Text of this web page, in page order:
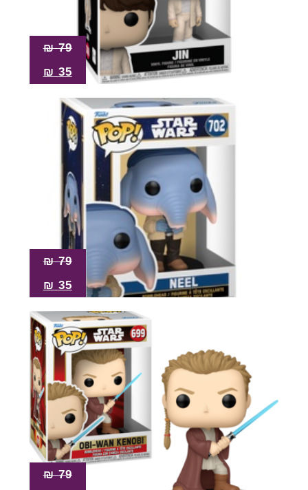
79
₪
35
₪
79
₪
35
₪
79
₪